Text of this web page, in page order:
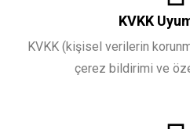
KVKK
KVKK (kişisel verilerin
çerez bildirimi ve